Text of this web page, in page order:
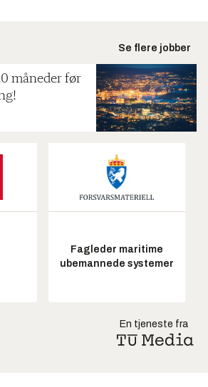
Se flere jobber
måneder før
Fagleder maritime
ubemannede systemer
En tjeneste fra